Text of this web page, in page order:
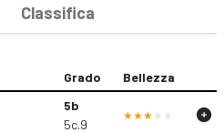
Classifica
Grado Bellezza
5b
5c.9